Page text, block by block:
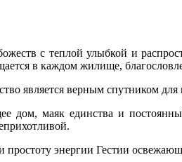
с теплой улыбкой и
в каждом жилище,
является верным спутником
дом, маяк единства и
энергии Гестии